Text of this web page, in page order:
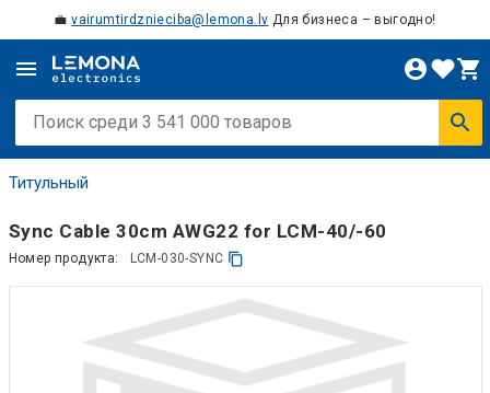
💼vairumtirdznieciba@lemona.lv Для бизнеса – выгодно!
Титульный
Sync Cable 30cm AWG22 for LCM-40/-60
Номер продукта: LCM-030-SYNC